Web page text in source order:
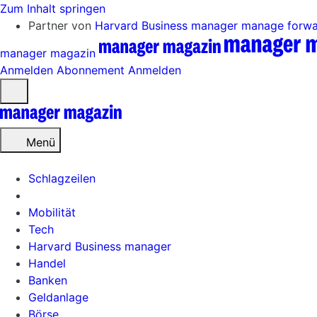
Zum Inhalt springen
Partner von Harvard Business manager manage
manager magazin
Anmelden Abonnement Anmelden
öffnen
Menü
Schlagzeilen
Mobilität
Tech
Harvard Business manager
Handel
Banken
Geldanlage
Börse